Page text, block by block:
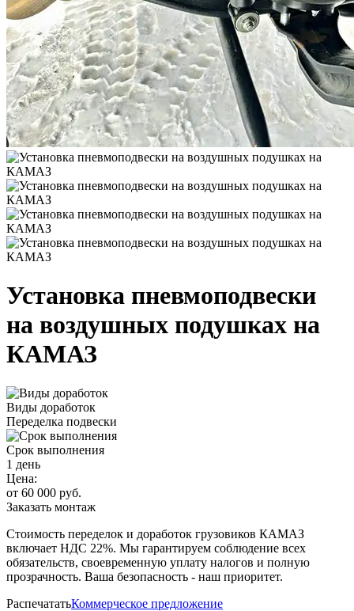
Установка пневмоподвески
на воздушных подушках на
КАМАЗ
Виды доработок
Переделка подвески
Срок выполнения
1 день
Цена:
от 60 000 руб.
Заказать монтаж
Стоимость переделок и доработок грузовиков КАМАЗ
включает НДС 22%. Мы гарантируем соблюдение всех
обязательств, своевременную уплату налогов и полную
прозрачность. Ваша безопасность - наш приоритет.
РаспечататьКоммерческое предложение